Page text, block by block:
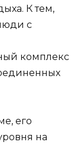
К тем,
с
комплекс
его
на